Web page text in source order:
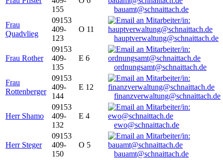
155
bauamt@schnaittach.de
Frau
Quadvlieg
09153
409-
123
O 11
hauptverwaltung@schnaittach.de
Frau Rother
09153
409-
135
E 6
ordnungsamt@schnaittach.de
Frau
Rottenberger
09153
409-
144
E 12
finanzverwaltung@schnaittach.de
Herr Shamo
09153
409-
132
E 4
ewo@schnaittach.de
Herr Steger
09153
409-
150
O 5
bauamt@schnaittach.de